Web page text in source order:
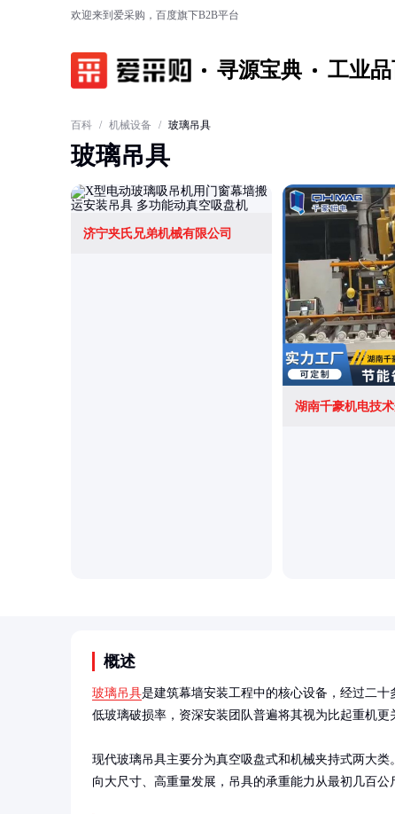
欢迎来到爱采购，百度旗下B2B平台
寻源宝典 工业
百科 / 机械设备 / 玻璃吊具
玻璃吊具
济宁夹氏兄弟机械有限公司
湖南千豪机电技
概述
玻璃吊具是建筑幕墙安装工程中的核心设备，经过二
低玻璃破损率，资深安装团队普遍将其视为比起重机更
现代玻璃吊具主要分为真空吸盘式和机械夹持式两大
向大尺寸、高重量发展，吊具的承重能力从最初几百公